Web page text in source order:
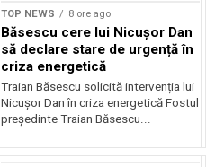
TOP NEWS 8 ore ago
Băsescu cere lui Nicușor Dan
să declare stare de urgență în
criza energetică
Traian Băsescu solicită intervenția lui
Nicușor Dan în criza energetică Fostul
președinte Traian Băsescu...